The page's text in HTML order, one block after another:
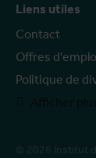
Liens utiles
Contact
Offres
Politique de
© 2026 Institut